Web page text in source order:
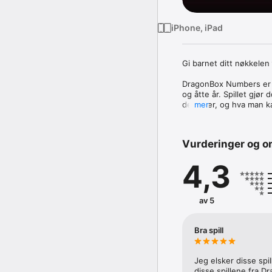
iPhone, iPad
Gi barnet ditt
DragonBox Numbers
og åtte år. Spillet gjør
de virker, og hva man
å eksperimentere med
Appen består av tre
flere forskjellige
Sandkassen er laget
Puslespillene
subtraksjon. Barnet
Stigen utfordrer
mer
Vurderinger og
4,3
av 5
Bra spill
Jeg elsker disse